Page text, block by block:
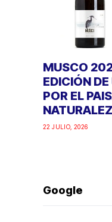
MUSCO
EDICIÓN
POR EL
22 JULIO, 2026
Google